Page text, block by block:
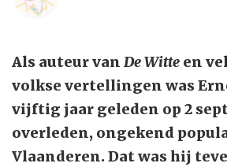
Als auteur vanDe Witte en
volkse vertellingen was
vijftig jaar geleden op 2
overleden, ongekend
Vlaanderen. Dat was hij